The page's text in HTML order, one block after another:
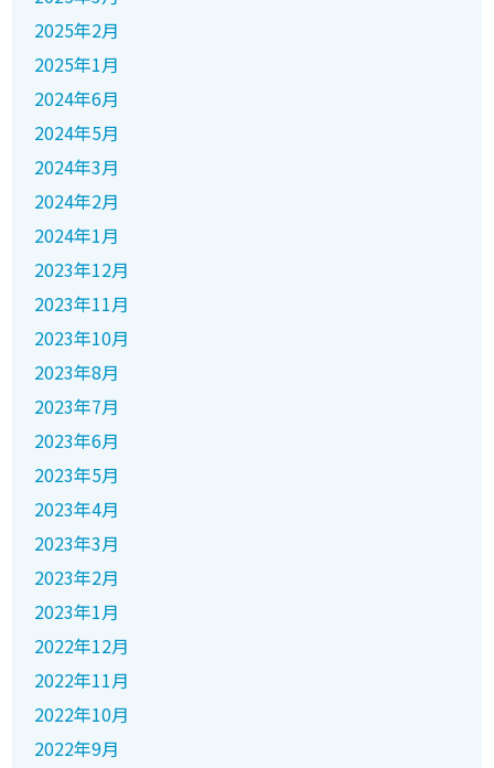
2025年2月
2025年1月
2024年6月
2024年5月
2024年3月
2024年2月
2024年1月
2023年12月
2023年11月
2023年10月
2023年8月
2023年7月
2023年6月
2023年5月
2023年4月
2023年3月
2023年2月
2023年1月
2022年12月
2022年11月
2022年10月
2022年9月